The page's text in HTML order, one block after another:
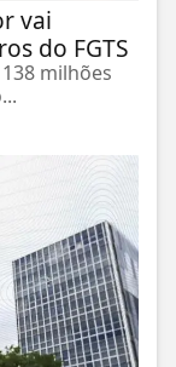
vai
do FGTS
milhões